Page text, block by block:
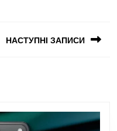
НАСТУПНІ ЗАПИСИ